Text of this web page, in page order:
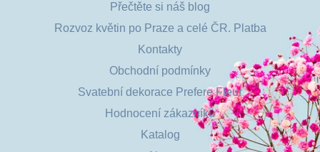
Přečtěte si náš blog
Rozvoz květin po Praze a celé ČR. Platba
Kontakty
Obchodní podmínky
Svatební dekorace Prefere Fleur
Hodnocení zákazníků
Katalog